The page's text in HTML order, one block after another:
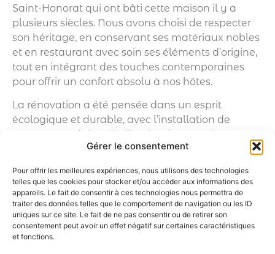
Gérer le consentement
Pour offrir les meilleures expériences, nous utilisons des technologies
telles que les cookies pour stocker et/ou accéder aux informations des
appareils. Le fait de consentir à ces technologies nous permettra de
traiter des données telles que le comportement de navigation ou les ID
uniques sur ce site. Le fait de ne pas consentir ou de retirer son
consentement peut avoir un effet négatif sur certaines caractéristiques
et fonctions.
Saint-Honorat qui ont bâti cette maison il y a
plusieurs siècles. Nous avons choisi de respecter
son héritage, en conservant ses matériaux nobles
et en restaurant avec soin ses éléments d’origine,
tout en intégrant des touches contemporaines
pour offrir un confort absolu à nos hôtes.
La rénovation a été pensée dans un esprit
écologique et durable, avec l’installation de
panneaux solaires, l’utilisation de matériaux
locaux et la mise en place de pratiques
traverser les époques en harmonie avec son
environnement.
Aujourd’hui, la Bastide Saint Honorat renaît, prête
à accueillir ses visiteurs dans un cadre où histoire,